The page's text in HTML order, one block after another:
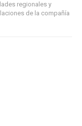
regionales y
de la compañía